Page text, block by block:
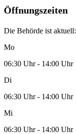
Öffnungszeiten
Die Behörde ist aktuell:
Mo
06:30 Uhr - 14:00 Uhr
Di
06:30 Uhr - 14:00 Uhr
Mi
06:30 Uhr - 14:00 Uhr